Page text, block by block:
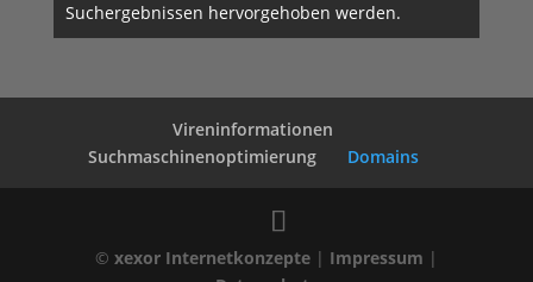
Suchergebnissen hervorgehoben werden.
Vireninformationen
Suchmaschinenoptimierung
Domains
© xexor Internetkonzepte| Impressum |